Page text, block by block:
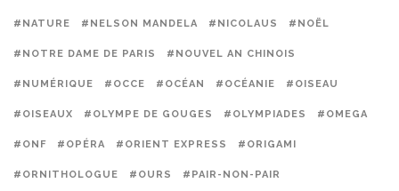
#NATURE #NELSON MANDELA #NICOLAUS #NOËL
#NOTRE DAME DE PARIS #NOUVEL AN CHINOIS
#NUMÉRIQUE #OCCE #OCÉAN #OCÉANIE #OISEAU
#OISEAUX #OLYMPE DE GOUGES #OLYMPIADES #OMEGA
#ONF #OPÉRA #ORIENT EXPRESS #ORIGAMI
#ORNITHOLOGUE #OURS #PAIR-NON-PAIR